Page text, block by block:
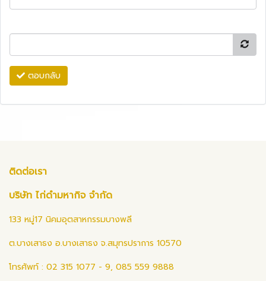
ตอบกลับ
ติดต่อเรา
บริษัท ไก่ดำมหากิจ จำกัด
133 หมู่17 นิคมอุตสาหกรรมบางพลี
ต.บางเสาธง อ.บางเสาธง จ.สมุทรปราการ 10570
โทรศัพท์ : 02 315 1077 - 9, 085 559 9888